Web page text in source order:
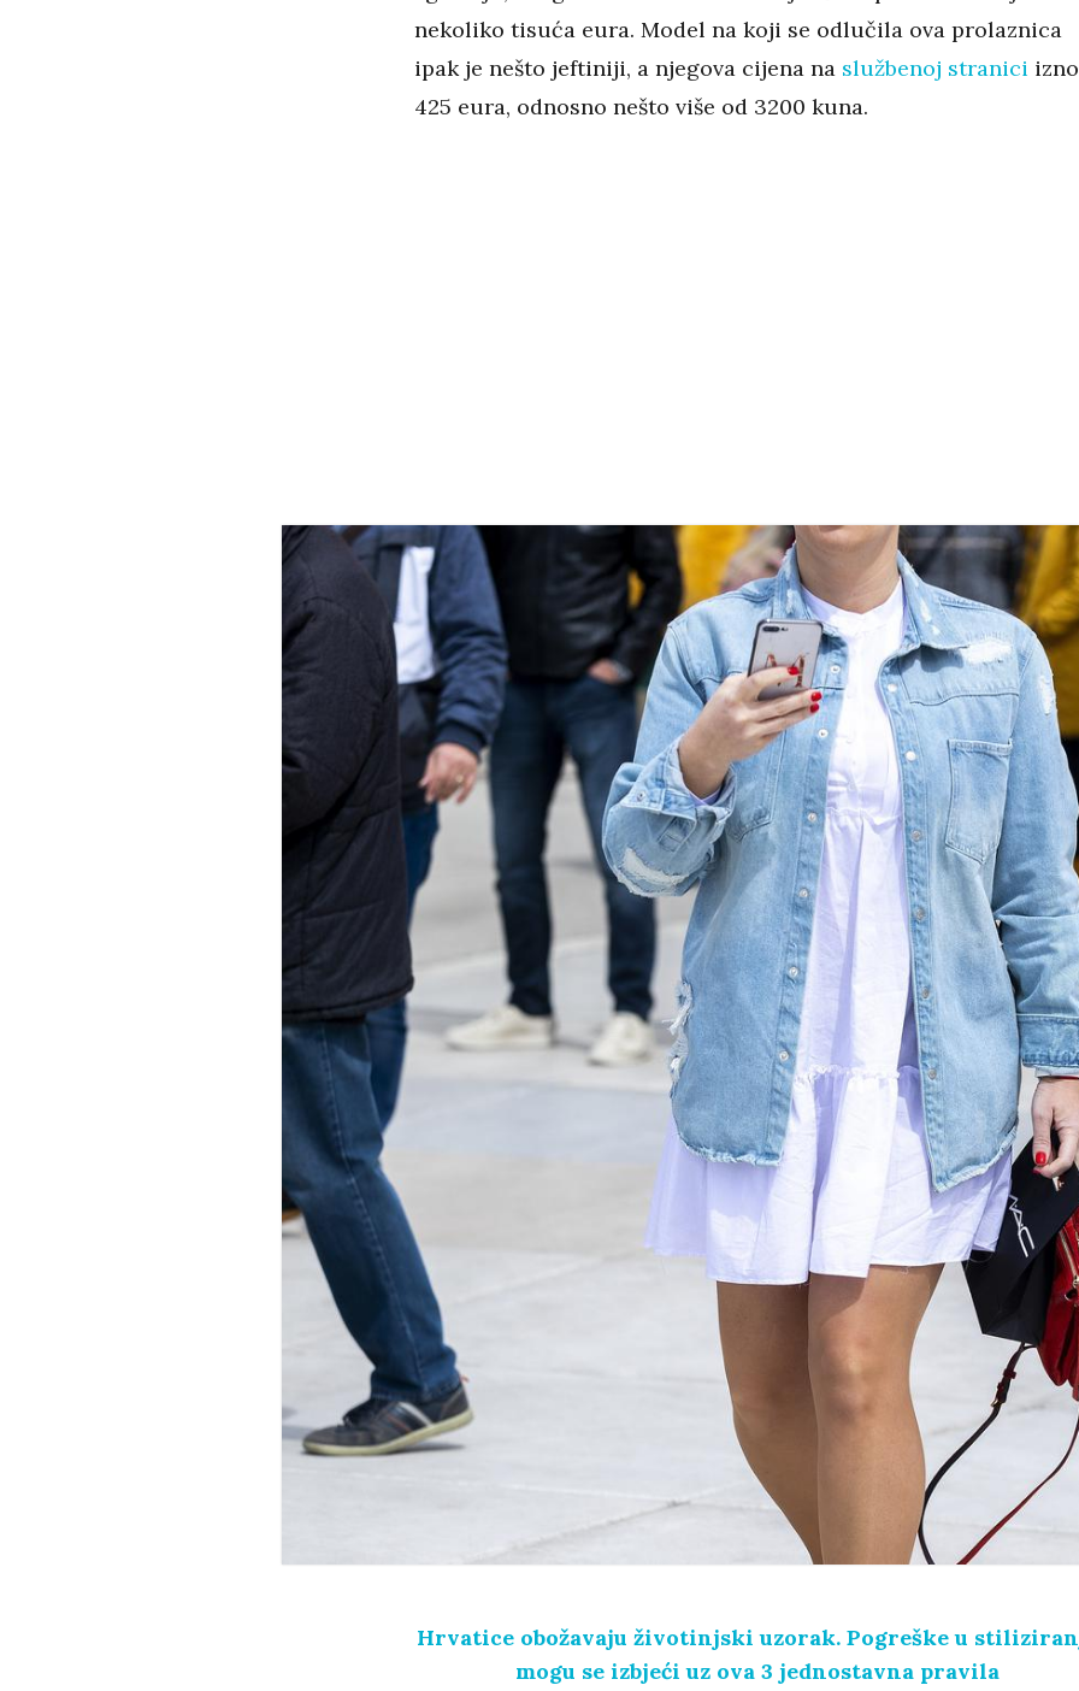
nekoliko tisuća eura. Model na koji se odlučila ova prolaznica
ipak je nešto jeftiniji, a njegova cijena naslužbenoj stranici
425 eura, odnosno nešto više od 3200 kuna.
Hrvatice obožavaju životinjski uzorak. Pogreške u
mogu se izbjeći uz ova 3 jednostavna pravila